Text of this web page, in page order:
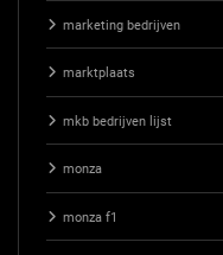
marketing bedrijven
marktplaats
mkb bedrijven lijst
monza
monza f1